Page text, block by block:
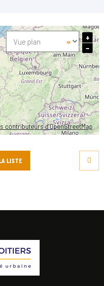
contributeurs d’OpenStreetMap
+
−
LISTE